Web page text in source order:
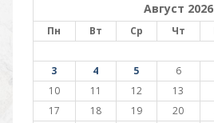
Август 2026
Пн Вт Ср Чт
3
4 5 6
10
11 12 13
17
18 19 20